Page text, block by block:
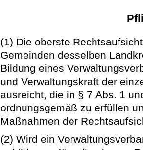
(1) Die oberste
Gemeinden desselben
Bildung eines
und Verwaltungskraft der
ausreicht, die in § 7 Abs. 1
ordnungsgemäß zu erfüllen
Maßnahmen der
(2) Wird ein